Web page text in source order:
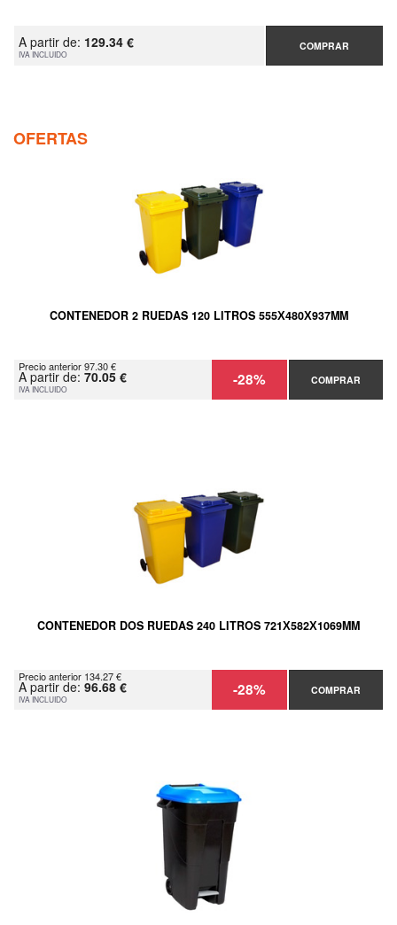
A partir de: 129.34 €
IVA INCLUIDO
COMPRAR
OFERTAS
CONTENEDOR 2 RUEDAS 120 LITROS 555Х480Х937MM
Precio anterior 97.30 €
A partir de: 70.05 €
IVA INCLUIDO -28% COMPRAR
CONTENEDOR DOS RUEDAS 240 LITROS 721Х582Х1069MM
Precio anterior 134.27 €
A partir de: 96.68 €
IVA INCLUIDO -28% COMPRAR